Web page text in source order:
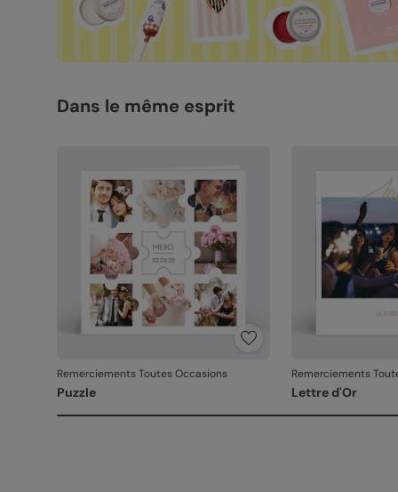
Dans le même esprit
Remerciements Toutes Occasions
Puzzle
Remerciements
Lettre d'Or